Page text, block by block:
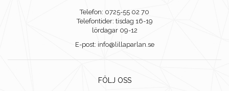
Telefon: 0725-55 02 70
Telefontider: tisdag 16-19
lördagar 09-12
E-post: info@lillaparlan.se
FÖLJ OSS